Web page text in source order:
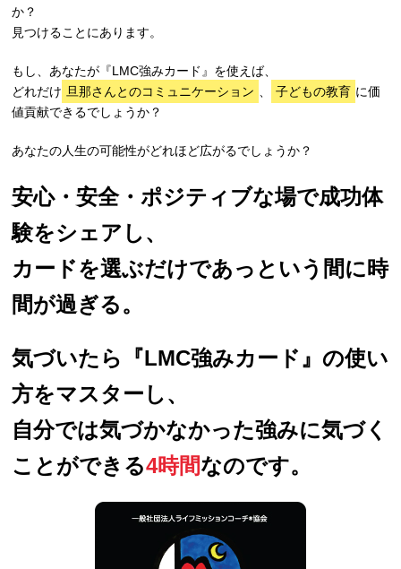
か？
見つけることにあります。
もし、あなたが『LMC強みカード』を使えば、
どれだけ 旦那さんとのコミュニケーション 、 子どもの教育 に価
値貢献できるでしょうか？
あなたの人生の可能性がどれほど広がるでしょうか？
安心・安全・ポジティブな場で成功体
験をシェアし、
カードを選ぶだけであっという間に時
間が過ぎる。
気づいたら『LMC強みカード』の使い
方をマスターし、
自分では気づかなかった強みに気づく
ことができる4時間なのです。